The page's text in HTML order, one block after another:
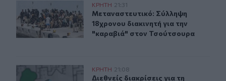
Μεταναστευτικό: Σύλληψη 18χρονου διακινητή για
ΚΡΗΤΗ 21:31
Μεταναστευτικό: Σύλληψη
Μεταναστευτικό: Σύλληψη
18χρονου διακινητή για την
"καραβιά" στον Τσούτσουρα
Διεθνείς διακρίσεις για τη μαθητική ταινία stop
ΚΡΗΤΗ 21:08
Διεθνείς διακρίσεις για τη
Διεθνείς διακρίσεις για τη